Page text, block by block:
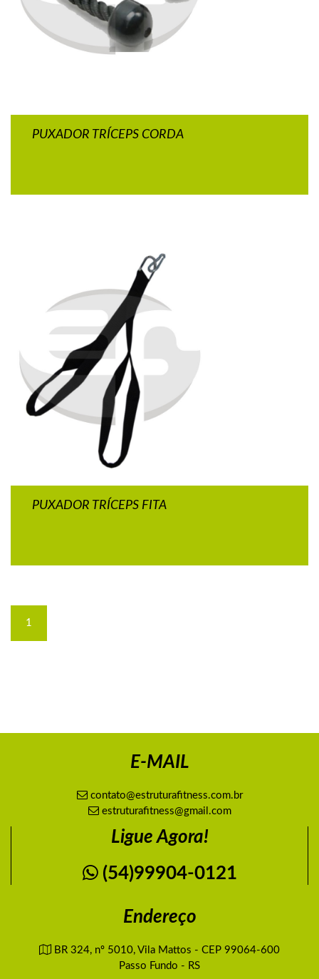
PUXADOR TRÍCEPS CORDA
PUXADOR TRÍCEPS FITA
1
E-MAIL
contato@estruturafitness.com.br
estruturafitness@gmail.com
Ligue Agora!
(54)99904-0121
Endereço
BR 324, nº 5010, Vila Mattos - CEP 99064-600
Passo Fundo - RS